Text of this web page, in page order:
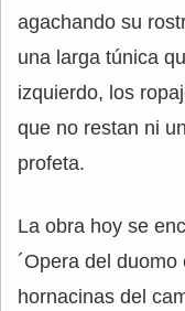
agachando su
una larga túnica
izquierdo, los
que no restan ni
profeta.
La obra hoy se
´Opera del
hornacinas del